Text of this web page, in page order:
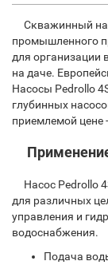
Скважинный
промышленного
для организации
на даче.
Насосы Pedrollo
глубинных
приемлемой цене
Насос Pedrollo
для различных
управления и
водоснабжения.
Подача